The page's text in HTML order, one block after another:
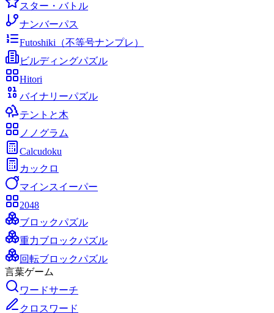
スター・バトル
ナンバーパス
Futoshiki（不等号ナンプレ）
ビルディングパズル
Hitori
バイナリーパズル
テントと木
ノノグラム
Calcudoku
カックロ
マインスイーパー
2048
ブロックパズル
重力ブロックパズル
回転ブロックパズル
言葉ゲーム
ワードサーチ
クロスワード